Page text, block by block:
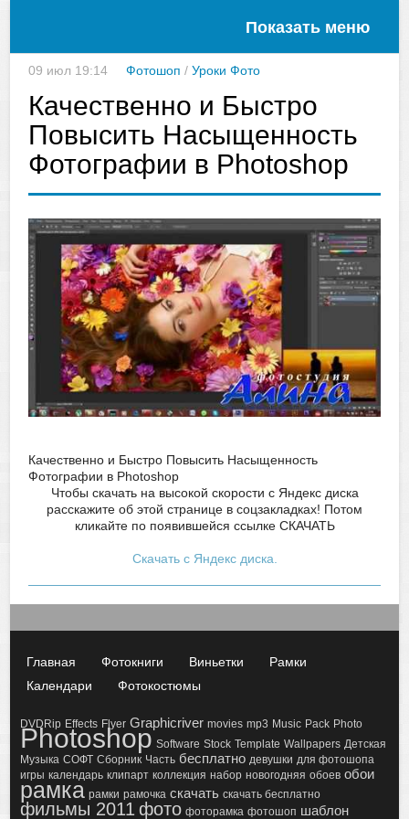
Показать меню
09 июл 19:14 Фотошоп /Уроки Фото
Качественно и Быстро
Повысить Насыщенность
Фотографии в Photoshop
Качественно и Быстро Повысить Насыщенность
Фотографии в Photoshop
Чтобы скачать на высокой скорости с Яндекс диска
расскажите об этой странице в соцзакладках! Потом
кликайте по появившейся ссылке СКАЧАТЬ
Скачать с Яндекс диска.
Главная Фотокниги Виньетки
Рамки
Календари
Фотокостюмы
DVDRip Effects Flyer Graphicriver movies mp3 Music Pack Photo
Photoshop Software Stock Template Wallpapers Детская
Музыка СОФТ Сборник Часть бесплатно девушки для фотошопа
игры календарь клипарт коллекция набор новогодняя обоев обои
рамка рамки рамочка скачать скачать бесплатно
фильмы 2011 фото фоторамка фотошоп шаблон